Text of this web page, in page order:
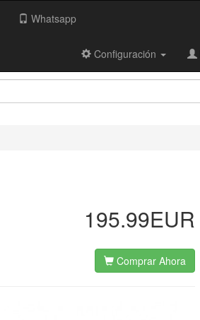
Whatsapp
Configuración
195.99EUR
Comprar Ahora